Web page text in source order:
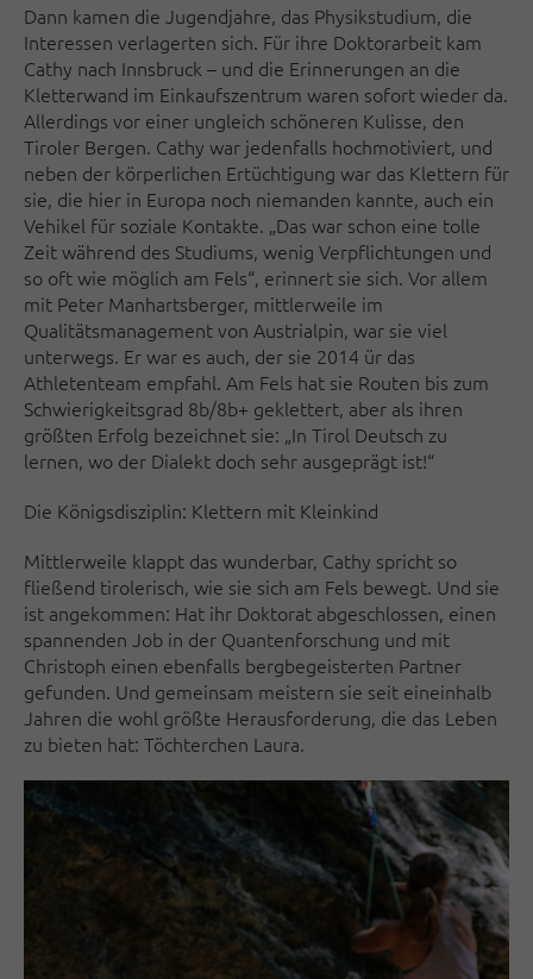
Dann kamen die Jugendjahre, das Physikstudium, die
Interessen verlagerten sich. Für ihre Doktorarbeit kam
Cathy nach Innsbruck – und die Erinnerungen an die
Kletterwand im Einkaufszentrum waren sofort wieder da.
Allerdings vor einer ungleich schöneren Kulisse, den
Tiroler Bergen. Cathy war jedenfalls hochmotiviert, und
neben der körperlichen Ertüchtigung war das Klettern für
sie, die hier in Europa noch niemanden kannte, auch ein
Vehikel für soziale Kontakte. „Das war schon eine tolle
Zeit während des Studiums, wenig Verpflichtungen und
so oft wie möglich am Fels“, erinnert sie sich. Vor allem
mit Peter Manhartsberger, mittlerweile im
Qualitätsmanagement von Austrialpin, war sie viel
unterwegs. Er war es auch, der sie 2014 ür das
Athletenteam empfahl. Am Fels hat sie Routen bis zum
Schwierigkeitsgrad 8b/8b+ geklettert, aber als ihren
größten Erfolg bezeichnet sie: „In Tirol Deutsch zu
lernen, wo der Dialekt doch sehr ausgeprägt ist!“
Die Königsdisziplin: Klettern mit Kleinkind
Mittlerweile klappt das wunderbar, Cathy spricht so
fließend tirolerisch, wie sie sich am Fels bewegt. Und sie
ist angekommen: Hat ihr Doktorat abgeschlossen, einen
spannenden Job in der Quantenforschung und mit
Christoph einen ebenfalls bergbegeisterten Partner
gefunden. Und gemeinsam meistern sie seit eineinhalb
Jahren die wohl größte Herausforderung, die das Leben
zu bieten hat: Töchterchen Laura.